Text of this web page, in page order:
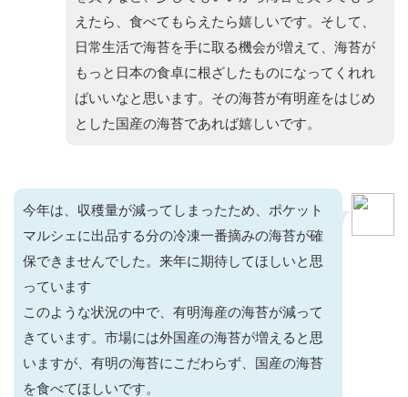
えたら、食べてもらえたら嬉しいです。そして、
日常生活で海苔を手に取る機会が増えて、海苔が
もっと日本の食卓に根ざしたものになってくれれ
ばいいなと思います。その海苔が有明産をはじめ
とした国産の海苔であれば嬉しいです。
今年は、収穫量が減ってしまったため、ポケット
マルシェに出品する分の冷凍一番摘みの海苔が確
保できませんでした。来年に期待してほしいと思
っています
このような状況の中で、有明海産の海苔が減って
きています。市場には外国産の海苔が増えると思
いますが、有明の海苔にこだわらず、国産の海苔
を食べてほしいです。